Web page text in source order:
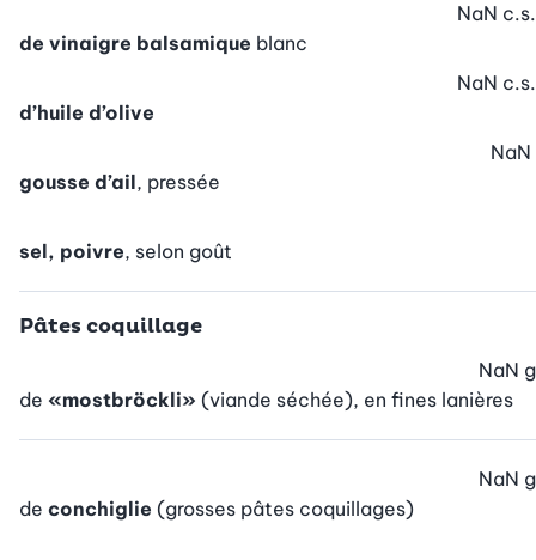
de vinaigre balsamique blanc
NaN c.s.
d’huile d’olive
NaN c.s.
gousse d’ail, pressée
NaN
sel, poivre, selon goût
Pâtes coquillage
de «mostbröckli» (viande séchée), en fines lanières
NaN g
de conchiglie (grosses pâtes coquillages)
NaN g